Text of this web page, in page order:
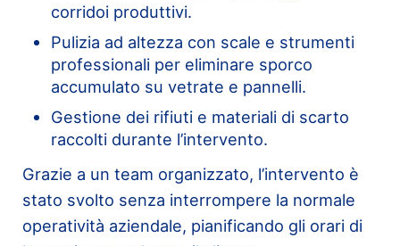
corridoi produttivi.
Pulizia ad altezza con scale e strumenti
professionali per eliminare sporco
accumulato su vetrate e pannelli.
Gestione dei rifiuti e materiali di scarto
raccolti durante l’intervento.
Grazie a un team organizzato, l’intervento è
stato svolto senza interrompere la normale
operatività aziendale, pianificando gli orari di